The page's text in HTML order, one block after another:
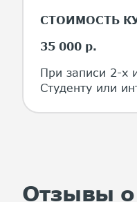
СТОИМОСТЬ
35 000 р.
При записи 2-х
Студенту или
Отзывы